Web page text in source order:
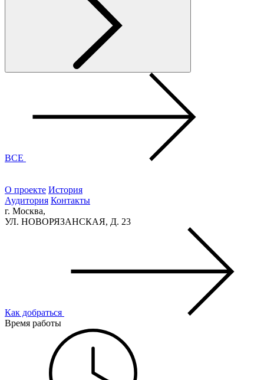
ВСЕ
О проекте История
Аудитория Контакты
г. Москва,
УЛ. НОВОРЯЗАНСКАЯ, Д. 23
Как добраться
Время работы